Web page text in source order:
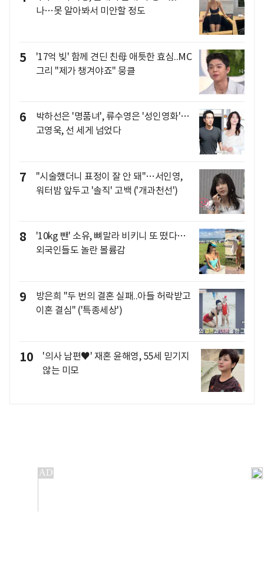
나…못 알아봐서 미안할 정도
5
'17억 빚' 함께 견딘 친母 애틋한 효심..MC
그리 "제가 챙겨야죠" 뭉클
6
박하선은 '명품녀', 류수영은 '성인영화'…
고영욱, 선 세게 넘었다
7
"시술했더니 표정이 잘 안 돼"…서인영,
워터밤 앞두고 '솔직' 고백 ('개과천선')
8
'10kg 뺀' 소유, 뼈말라 비키니 또 떴다…
외국인들도 놀란 볼륨감
9
방은희 "두 번의 결혼 실패..아들 허락받고
이혼 결심" ('특종세상')
10
'의사 남편♥' 재혼 윤해영, 55세 믿기지
않는 미모